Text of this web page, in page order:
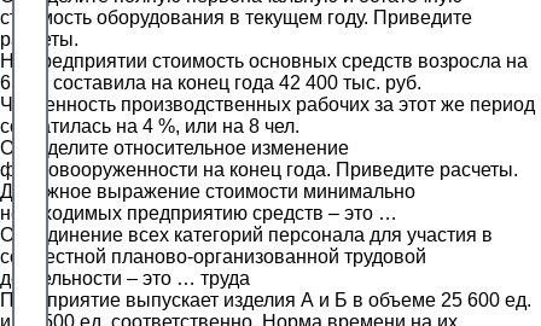
стоимость оборудования в текущем году. Приведите
расчеты.
На предприятии стоимость основных средств возросла на
6 % и составила на конец года 42 400 тыс. руб.
Численность производственных рабочих за этот же период
сократилась на 4 %, или на 8 чел.
Определите относительное изменение
фондовооруженности на конец года. Приведите расчеты.
Денежное выражение стоимости минимально
необходимых предприятию средств – это …
Объединение всех категорий персонала для участия в
совместной планово-организованной трудовой
деятельности – это … труда
Предприятие выпускает изделия А и Б в объеме 25 600 ед.
и 49 500 ед. соответственно. Норма времени на их